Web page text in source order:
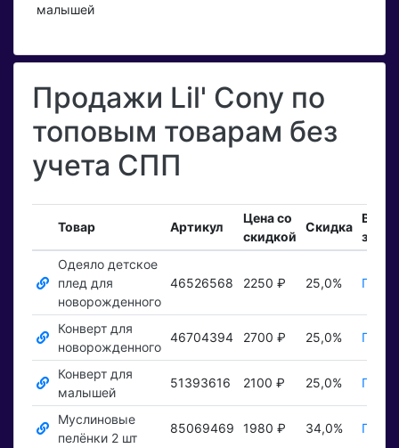
малышей
Продажи Lil' Cony по
топовым товарам без
учета СПП
Товар Артикул
Цена со
скидкой
Скидка
Одеяло детское
плед для
новорожденного
46526568 2250 ₽ 25,0%
Конверт для
новорожденного
46704394 2700 ₽ 25,0%
Конверт для
малышей
51393616 2100 ₽ 25,0%
Муслиновые
пелёнки 2 шт
85069469 1980 ₽ 34,0%